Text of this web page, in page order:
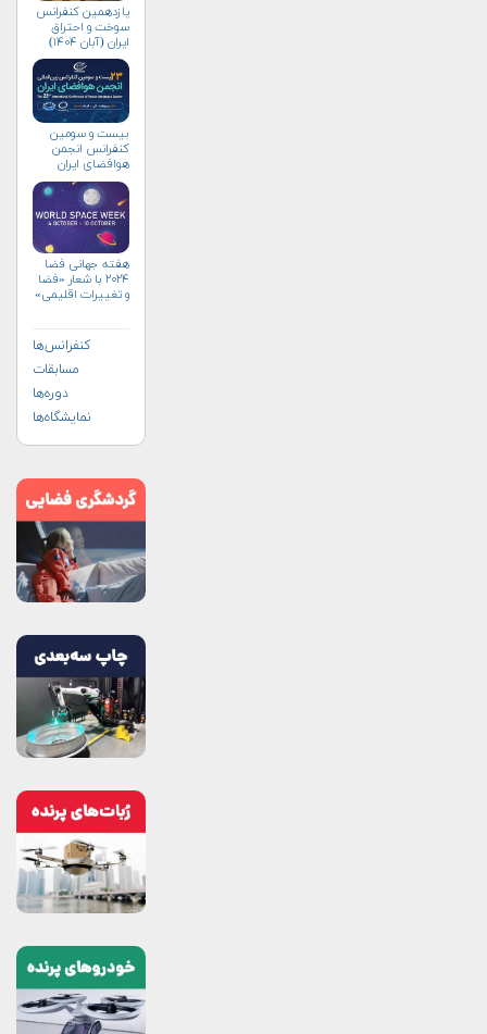
یازدهمین کنفرانس
سوخت و احتراق
ایران (آبان‌ ۱۴۰۴)
بیست و سومین
کنفرانس انجمن
هوافضای ايران
هفته جهانی فضا
۲۰۲۴ با شعار «فضا
و تغییرات اقلیمی»
کنفرانس‌ها
مسابقات
دوره‌ها
نمایشگاه‌ها